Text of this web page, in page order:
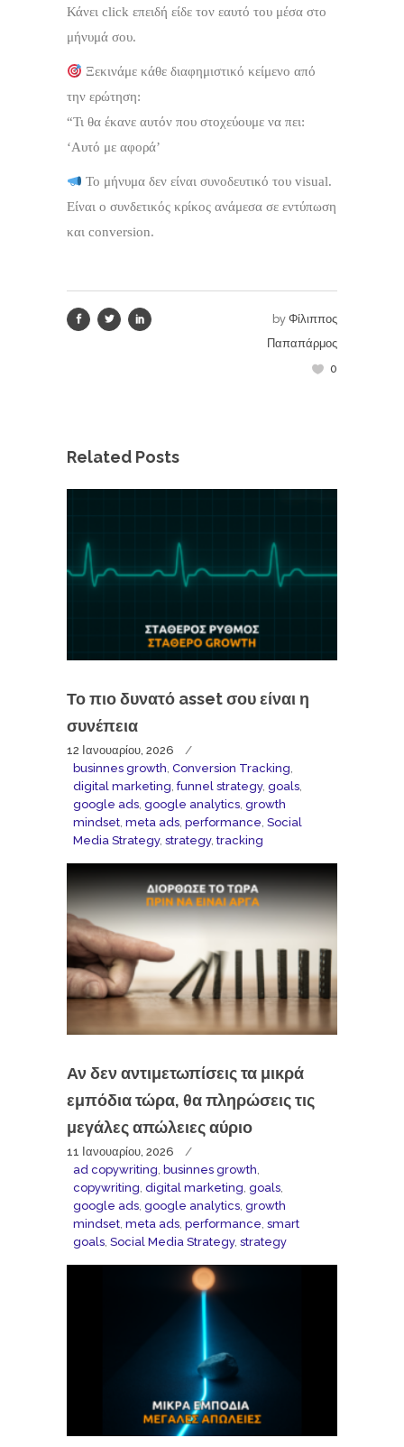
Κάνει click επειδή είδε τον εαυτό του μέσα στο
μήνυμά σου.
Ξεκινάμε κάθε διαφημιστικό κείμενο από
την ερώτηση:
“Τι θα έκανε αυτόν που στοχεύουμε να πει:
‘Αυτό με αφορά’
Το μήνυμα δεν είναι συνοδευτικό του visual.
Είναι ο συνδετικός κρίκος ανάμεσα σε εντύπωση
και conversion.
by Φίλιππος
Παπαπάρμος
0
Related Posts
Το πιο δυνατό asset σου είναι η
συνέπεια
12 Ιανουαρίου, 2026
businnes growth, Conversion Tracking,
digital marketing, funnel strategy, goals,
google ads, google analytics, growth
mindset, meta ads, performance, Social
Media Strategy, strategy, tracking
Αν δεν αντιμετωπίσεις τα μικρά
εμπόδια τώρα, θα πληρώσεις τις
μεγάλες απώλειες αύριο
11 Ιανουαρίου, 2026
ad copywriting, businnes growth,
copywriting, digital marketing, goals,
google ads, google analytics, growth
mindset, meta ads, performance, smart
goals, Social Media Strategy, strategy